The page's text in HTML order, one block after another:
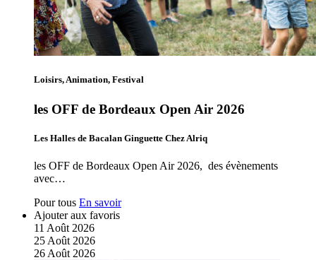
Loisirs, Animation, Festival
les OFF de Bordeaux Open Air 2026
Les Halles de Bacalan Ginguette Chez Alriq
les OFF de Bordeaux Open Air 2026, des évènements
avec…
Pour tous En savoir
Ajouter aux favoris
11 Août 2026
25 Août 2026
26 Août 2026